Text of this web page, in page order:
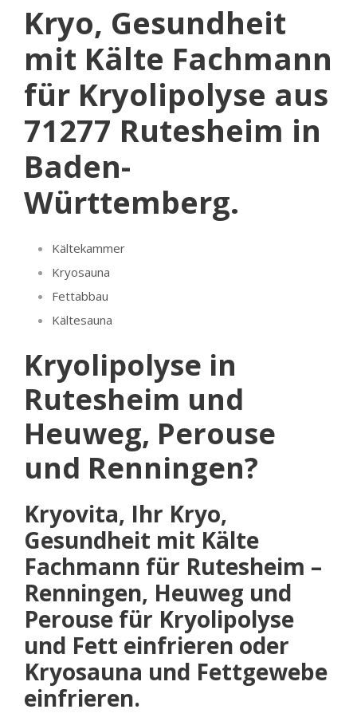
Kryo, Gesundheit
mit Kälte Fachmann
für Kryolipolyse aus
71277 Rutesheim in
Baden-
Württemberg.
Kältekammer
Kryosauna
Fettabbau
Kältesauna
Kryolipolyse in
Rutesheim und
Heuweg, Perouse
und Renningen?
Kryovita, Ihr Kryo,
Gesundheit mit Kälte
Fachmann für Rutesheim –
Renningen, Heuweg und
Perouse für Kryolipolyse
und Fett einfrieren oder
Kryosauna und Fettgewebe
einfrieren.